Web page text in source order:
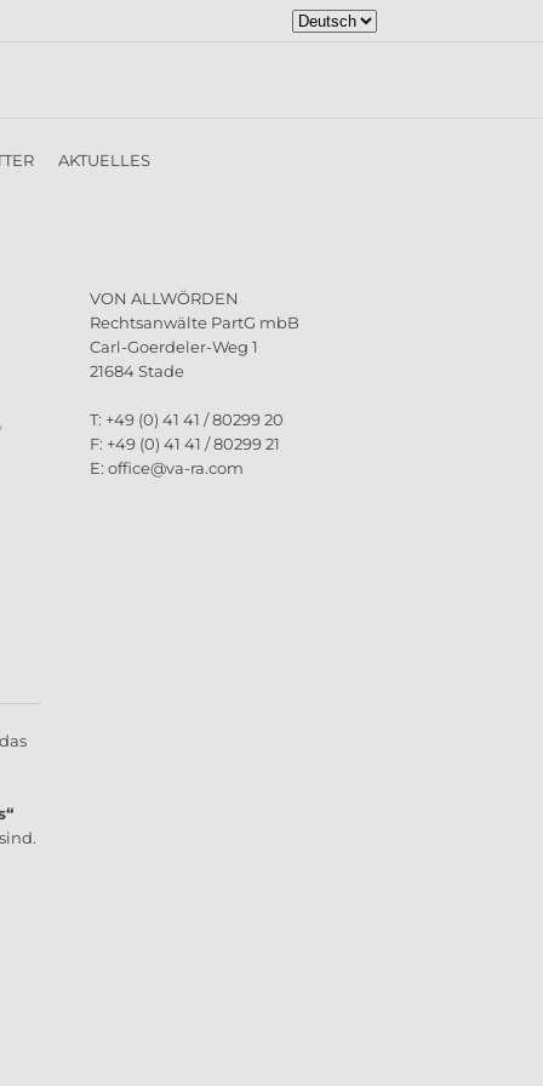
Sprache
AKTUELLES
VON ALLWÖRDEN
Rechtsanwälte PartG mbB
Carl-Goerdeler-Weg 1
21684 Stade
T: +49 (0) 41 41 / 80299 20
F: +49 (0) 41 41 / 80299 21
E: office@va-ra.com